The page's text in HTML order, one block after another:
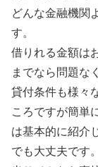
どんな金融機関
す。
借りれる金額は
までなら問題な
貸付条件も様々
ころですが簡単
は基本的に紹介
でも大丈夫です。